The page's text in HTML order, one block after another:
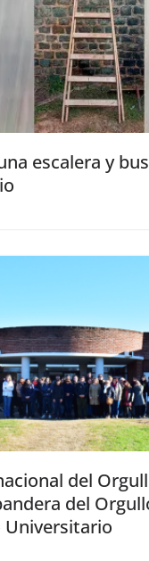
escalera y
del
del
Universitario